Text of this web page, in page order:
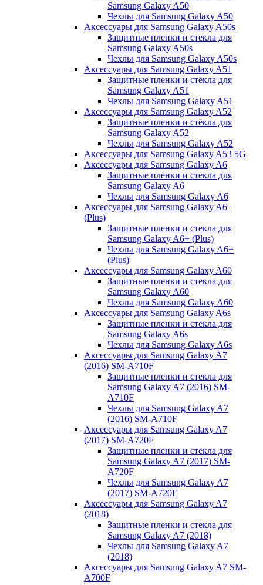
Samsung Galaxy A50
Чехлы для Samsung Galaxy A50
Аксессуары для Samsung Galaxy A50s
Защитные пленки и стекла для
Samsung Galaxy A50s
Чехлы для Samsung Galaxy A50s
Аксессуары для Samsung Galaxy A51
Защитные пленки и стекла для
Samsung Galaxy A51
Чехлы для Samsung Galaxy A51
Аксессуары для Samsung Galaxy A52
Защитные пленки и стекла для
Samsung Galaxy A52
Чехлы для Samsung Galaxy A52
Аксессуары для Samsung Galaxy A53 5G
Аксессуары для Samsung Galaxy A6
Защитные пленки и стекла для
Samsung Galaxy A6
Чехлы для Samsung Galaxy A6
Аксессуары для Samsung Galaxy A6+
(Plus)
Защитные пленки и стекла для
Samsung Galaxy A6+ (Plus)
Чехлы для Samsung Galaxy A6+
(Plus)
Аксессуары для Samsung Galaxy A60
Защитные пленки и стекла для
Samsung Galaxy A60
Чехлы для Samsung Galaxy A60
Аксессуары для Samsung Galaxy A6s
Защитные пленки и стекла для
Samsung Galaxy A6s
Чехлы для Samsung Galaxy A6s
Аксессуары для Samsung Galaxy A7
(2016) SM-A710F
Защитные пленки и стекла для
Samsung Galaxy A7 (2016) SM-
A710F
Чехлы для Samsung Galaxy A7
(2016) SM-A710F
Аксессуары для Samsung Galaxy A7
(2017) SM-A720F
Защитные пленки и стекла для
Samsung Galaxy A7 (2017) SM-
A720F
Чехлы для Samsung Galaxy A7
(2017) SM-A720F
Аксессуары для Samsung Galaxy A7
(2018)
Защитные пленки и стекла для
Samsung Galaxy A7 (2018)
Чехлы для Samsung Galaxy A7
(2018)
Аксессуары для Samsung Galaxy A7 SM-
A700F